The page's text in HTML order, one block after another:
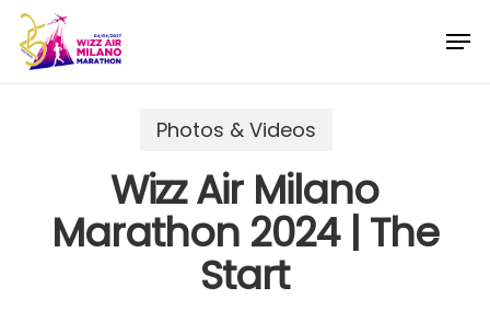
Skip
main
Photos & Videos
Wizz Air Milano
Marathon 2024 | The
Start